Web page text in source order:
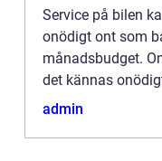
Service på bilen
onödigt ont som
månadsbudget.
det kännas
verkstad, ...
admin